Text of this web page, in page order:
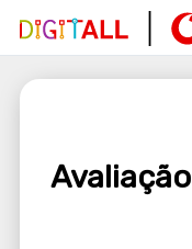
Avaliação